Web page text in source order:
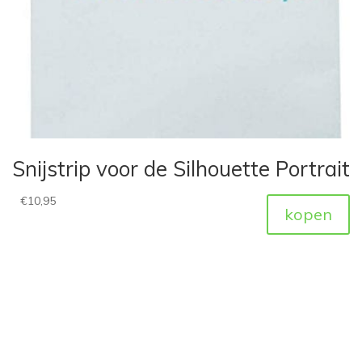
Snijstrip voor de Silhouette Portrait
€10,95
kopen